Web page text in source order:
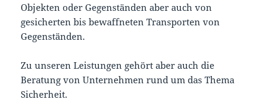
Objekten oder Gegenständen aber auch von
gesicherten bis bewaffneten Transporten von
Gegenständen.
Zu unseren Leistungen gehört aber auch die
Beratung von Unternehmen rund um das Thema
Sicherheit.